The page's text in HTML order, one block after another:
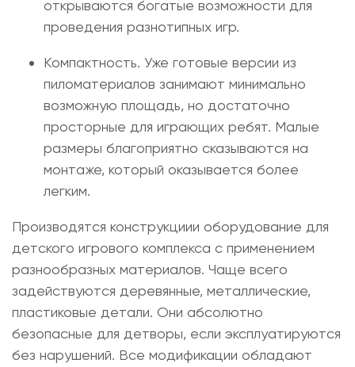
открываются богатые возможности для
проведения разнотипных игр.
Компактность. Уже готовые версии из
пиломатериалов занимают минимально
возможную площадь, но достаточно
просторные для играющих ребят. Малые
размеры благоприятно сказываются на
монтаже, который оказывается более
легким.
Производятся конструкциии оборудование для
детского игрового комплекса с применением
разнообразных материалов. Чаще всего
задействуются деревянные, металлические,
пластиковые детали. Они абсолютно
безопасные для детворы, если эксплуатируются
без нарушений. Все модификации обладают